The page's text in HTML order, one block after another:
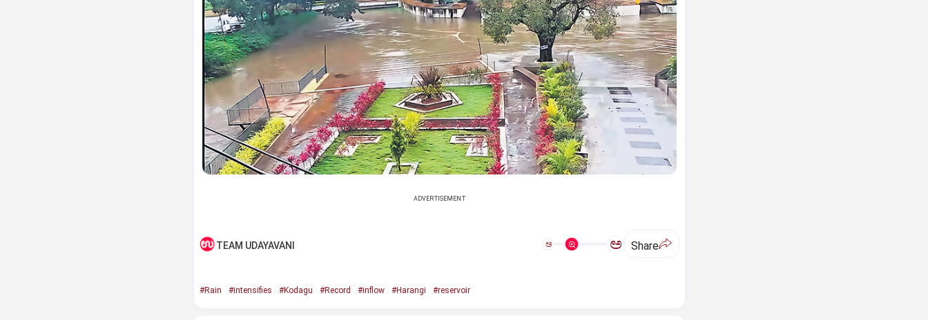
ADVERTISEMENT
TEAM UDAYAVANI ಅ ಅ Share
#Rain #intensifies #Kodagu #Record #inflow #Harangi #reservoir